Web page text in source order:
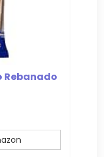
Rebanado